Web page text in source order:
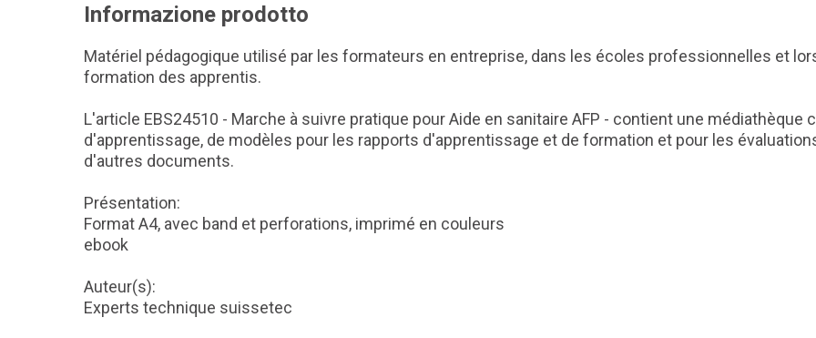
Informazione prodotto
Matériel pédagogique utilisé par les formateurs en entreprise, dans les écoles professionnelles et
formation des apprentis.
L'article EBS24510 - Marche à suivre pratique pour Aide en sanitaire AFP - contient une
d'apprentissage, de modèles pour les rapports d'apprentissage et de formation et pour les
d'autres documents.
Présentation:
Format A4, avec band et perforations, imprimé en couleurs
ebook
Auteur(s):
Experts technique suissetec